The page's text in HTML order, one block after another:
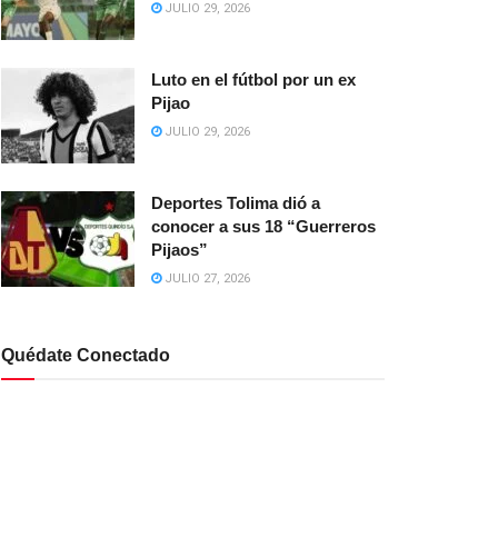
JULIO 29, 2026
Luto en el fútbol por un ex
Pijao
JULIO 29, 2026
Deportes Tolima dió a
conocer a sus 18 “Guerreros
Pijaos”
JULIO 27, 2026
Quédate Conectado